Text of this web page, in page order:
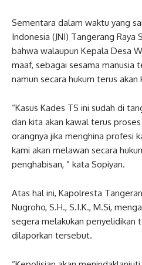
Sementara dalam waktu yang
Indonesia (JNI) Tangerang Raya
bahwa walaupun Kepala Desa
maaf, sebagai sesama manusia
namun secara hukum terus akan
“Kasus Kades TS ini sudah di
dan kita akan kawal terus
orangnya jika menghina profesi
kami akan melawan secara
penghabisan, ” kata Sopiyan.
Atas hal ini, Kapolresta
Nugroho, S.H., S.I.K., M.Si,
segera melakukan penyelidikan
dilaporkan tersebut.